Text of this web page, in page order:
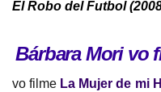
El Robo del Futbol
Bárbara Mori vo
vo filme La Mujer de mi